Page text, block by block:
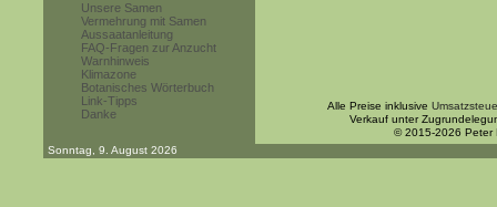
Unsere Samen
Vermehrung mit Samen
Aussaatanleitung
FAQ-Fragen zur Anzucht
Warnhinweis
Klimazone
Botanisches Wörterbuch
Link-Tipps
Danke
Alle Preise inklusive
Verkauf unter
© 2015-2026 Peter
Sonntag, 9. August 2026